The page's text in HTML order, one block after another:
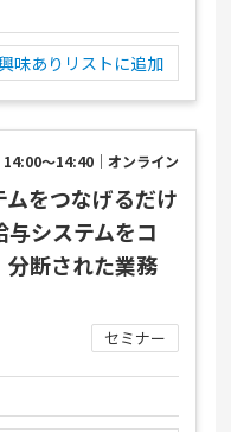
味ありリストに追加
～14:40｜オンライン
ムをつなげるだけ
システムをコ
分断された業務
セミナー